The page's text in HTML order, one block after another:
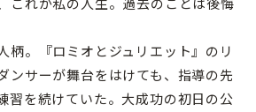
柄。『ロミオとジュリエット』のリ
ンサーが舞台をはけても、指導の先
習を続けていた。大成功の初日の公